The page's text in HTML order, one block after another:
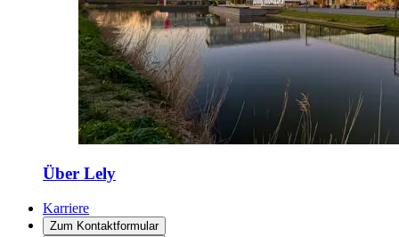
Über Lely
Karriere
Zum Kontaktformular